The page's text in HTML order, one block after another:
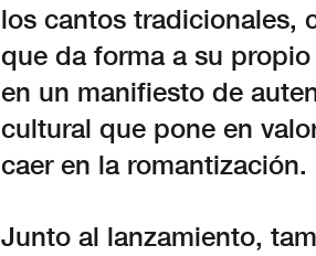
los cantos tradicionales,
que da forma a su
en un manifiesto de
cultural que pone en
caer en la romantización.
Junto al lanzamiento,